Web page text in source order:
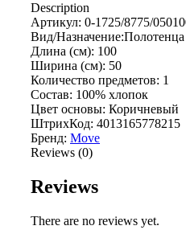
Description
Артикул: 0-1725/8775/
Вид/Назначение:Полотенца
Длина (см): 100
Ширина (см): 50
Количество предметов: 1
Состав: 100% хлопок
Цвет основы: Коричневый
ШтрихКод: 4013165778215
Бренд: Move
Reviews (0)
Reviews
There are no reviews yet.